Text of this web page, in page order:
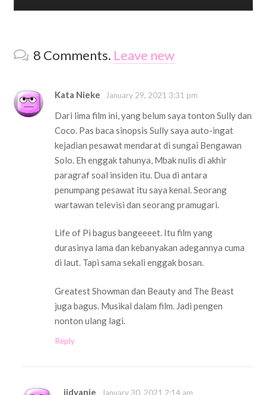
8 Comments. Leave new
Kata Nieke January 29, 2021 3:31 pm
Dari lima film ini, yang belum saya tonton Sully dan
Coco. Pas baca sinopsis Sully saya auto-ingat
kejadian pesawat mendarat di sungai Bengawan
Solo. Eh enggak tahunya, Mbak nulis di akhir
paragraf soal insiden itu. Dua di antara
penumpang pesawat itu saya kenal. Seorang
wartawan televisi dan seorang pramugari.
Life of Pi bagus bangeeeet. Itu film yang
durasinya lama dan kebanyakan adegannya cuma
di laut. Tapi sama sekali enggak bosan.
Greatest Showman dan Beauty and The Beast
juga bagus. Musikal dalam film. Jadi pengen
nonton ulang lagi.
Reply
iidyanie January 30, 2021 2:14 am